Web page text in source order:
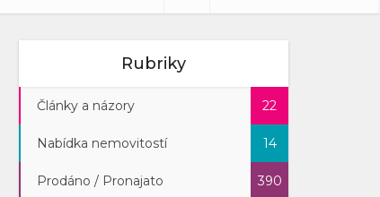
Rubriky
Články a názory 22
Nabídka nemovitostí 14
Prodáno / Pronajato 390